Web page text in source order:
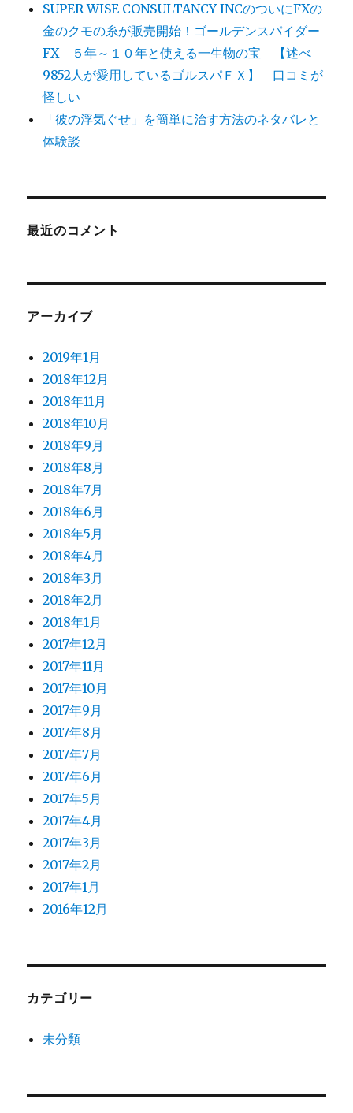
SUPER WISE CONSULTANCY INCのついにFXの
金のクモの糸が販売開始！ゴールデンスパイダー
FX ５年～１０年と使える一生物の宝 【述べ
9852人が愛用しているゴルスパＦＸ】 口コミが
怪しい
「彼の浮気ぐせ」を簡単に治す方法のネタバレと
体験談
最近のコメント
アーカイブ
2019年1月
2018年12月
2018年11月
2018年10月
2018年9月
2018年8月
2018年7月
2018年6月
2018年5月
2018年4月
2018年3月
2018年2月
2018年1月
2017年12月
2017年11月
2017年10月
2017年9月
2017年8月
2017年7月
2017年6月
2017年5月
2017年4月
2017年3月
2017年2月
2017年1月
2016年12月
カテゴリー
未分類